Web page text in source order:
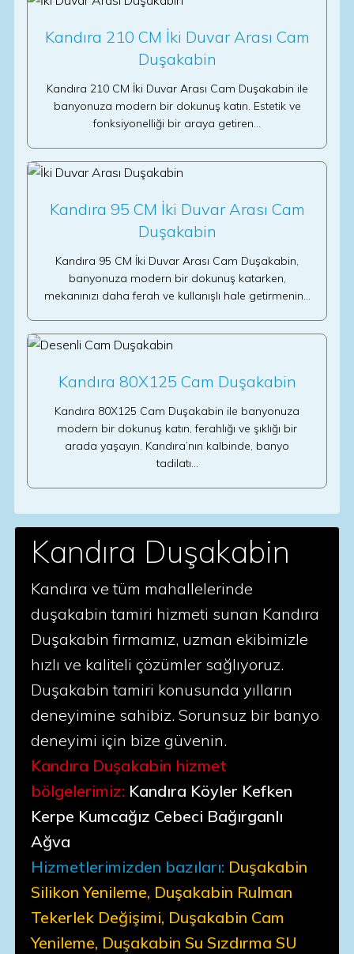
Kandıra 210 CM İki Duvar Arası Cam
Duşakabin
Kandıra 210 CM İki Duvar Arası Cam Duşakabin ile
banyonuza modern bir dokunuş katın. Estetik ve
fonksiyonelliği bir araya getiren…
Kandıra 95 CM İki Duvar Arası Cam
Duşakabin
Kandıra 95 CM İki Duvar Arası Cam Duşakabin,
banyonuza modern bir dokunuş katarken,
mekanınızı daha ferah ve kullanışlı hale getirmenin…
Kandıra 80X125 Cam Duşakabin
Kandıra 80X125 Cam Duşakabin ile banyonuza
modern bir dokunuş katın, ferahlığı ve şıklığı bir
arada yaşayın. Kandıra’nın kalbinde, banyo
tadilatı…
Kandıra Duşakabin
Kandıra ve tüm mahallelerinde
duşakabin tamiri hizmeti sunan Kandıra
Duşakabin firmamız, uzman ekibimizle
hızlı ve kaliteli çözümler sağlıyoruz.
Duşakabin tamiri konusunda yılların
deneyimine sahibiz. Sorunsuz bir banyo
deneyimi için bize güvenin.
Kandıra Duşakabin hizmet
bölgelerimiz: Kandıra Köyler Kefken
Kerpe Kumcağız Cebeci Bağırganlı
Ağva
Hizmetlerimizden bazıları: Duşakabin
Silikon Yenileme, Duşakabin Rulman
Tekerlek Değişimi, Duşakabin Cam
Yenileme, Duşakabin Su Sızdırma SU